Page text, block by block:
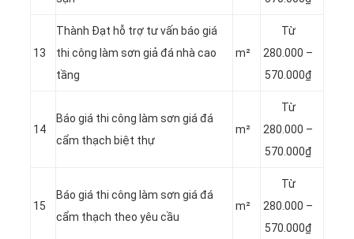
13
Thành Đạt hỗ trợ tư vấn báo giá
thi công làm sơn giả đá nhà cao
tầng
m²
Từ
280.000 –
570.000₫
14
Báo giá thi công làm sơn giá đá
cẩm thạch biệt thự
m²
Từ
280.000 –
570.000₫
15
Báo giá thi công làm sơn giá đá
cẩm thạch theo yêu cầu
m²
Từ
280.000 –
570.000₫